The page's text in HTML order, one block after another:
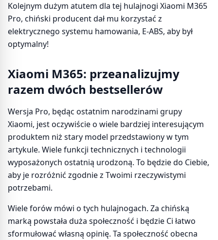
Kolejnym dużym atutem dla tej hulajnogi Xiaomi M365
Pro, chiński producent dał mu korzystać z
elektrycznego systemu hamowania, E-ABS, aby był
optymalny!
Xiaomi M365: przeanalizujmy
razem dwóch bestsellerów
Wersja Pro, będąc ostatnim narodzinami grupy
Xiaomi, jest oczywiście o wiele bardziej interesującym
produktem niż stary model przedstawiony w tym
artykule. Wiele funkcji technicznych i technologii
wyposażonych ostatnią urodzoną. To będzie do Ciebie,
aby je rozróżnić zgodnie z Twoimi rzeczywistymi
potrzebami.
Wiele forów mówi o tych hulajnogach. Za chińską
marką powstała duża społeczność i będzie Ci łatwo
sformułować własną opinię. Ta społeczność obecna